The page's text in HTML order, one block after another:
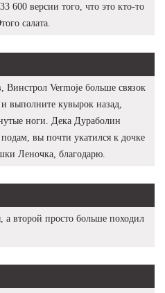
600 версии того, что это кто-то
салата.
Винстрол Vermoje больше связок
выполните кувырок назад,
ноги. Дека Дураболин
вы почти укатился к дочке
Леночка, благодарю.
второй просто больше походил